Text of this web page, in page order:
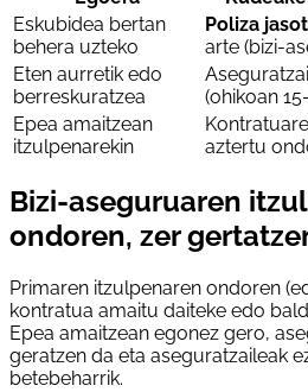
Eskubidea bertan
behera uzteko
Poliza
arte (bizi-
Eten aurretik edo
berreskuratzea
(ohikoan
Epea amaitzean
itzulpenarekin
aztertu
Bizi-aseguruaren
ondoren, zer
Primaren itzulpenaren ondoren
kontratua amaitu daiteke edo
Epea amaitzean egonez gero,
geratzen da eta aseguratzaileak
betebeharrik.